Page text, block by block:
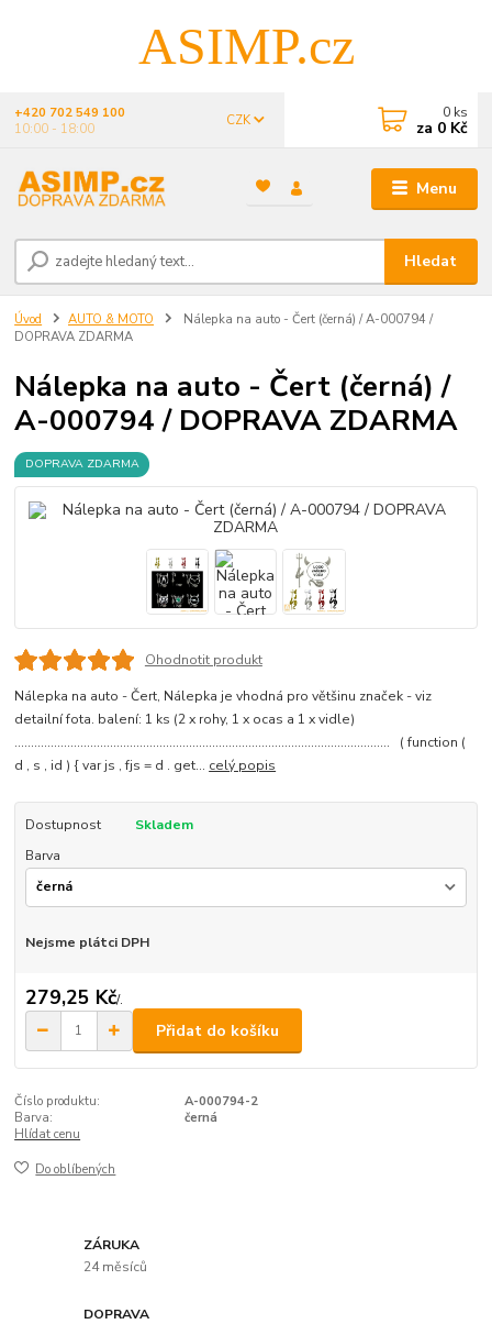
ASIMP.cz
Menu
CZK
Hledat
+420 702 549 100
10:00 - 18:00
0 ks
za 0 Kč
Úvod AUTO & MOTO
Nálepka na auto - Čert (černá) / A-000794 /
DOPRAVA ZDARMA
Nálepka na auto - Čert (černá) /
A-000794 / DOPRAVA ZDARMA
DOPRAVA ZDARMA
Ohodnotit produkt
Nálepka na auto - Čert, Nálepka je vhodná pro většinu značek - viz
detailní fota. balení: 1 ks (2 x rohy, 1 x ocas a 1 x vidle)
.................................................................................................................. ( function (
d , s , id ) { var js , fjs = d . get... celý popis
Dostupnost
Skladem
Barva
Nejsme plátci DPH
279,25 Kč/.
Přidat do košíku
Číslo produktu:
A-000794-2
Barva:
černá
Hlídat cenu
Do oblíbených
ZÁRUKA
24 měsíců
DOPRAVA